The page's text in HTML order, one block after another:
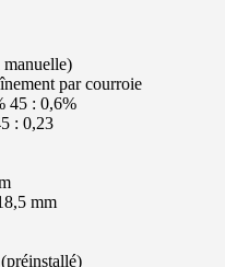
manuelle)
par courroie
45 : 0,6%
: 0,23
mm